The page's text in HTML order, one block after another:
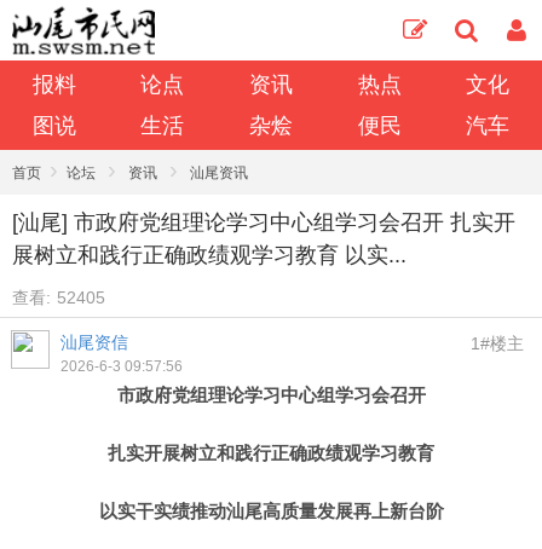
报料 论点 资讯 热点
文化
图说
生活 杂烩 便民 汽车
首页 › 论坛 › 资讯 › 汕尾资讯
[汕尾] 市政府党组理论学习中心组学习会召开 扎实开
展树立和践行正确政绩观学习教育 以实...
查看: 52405
汕尾资信
2026-6-3 09:57:56
1#楼主
市政府党组理论学习中心组学习会召开
扎实开展树立和践行正确政绩观学习教育
以实干实绩推动汕尾高质量发展再上新台阶